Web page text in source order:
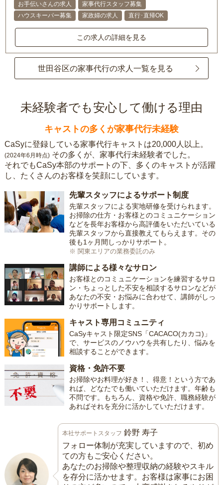
お手伝いさんの求人
家事代行スタッフ募集
ハウスキーパー募集
家政婦の求人 直行･直帰OK
この求人の詳細を見る
世田谷区の家事代行の求人一覧を見る
未経験者でも安心して働ける理由
キャストの多くが家事代行未経験
CaSyに登録している家事代行キャストは20,000人以上。
(2024年6月時点) その多くが、家事代行未経験者でした。
それでもCaSy本部のサポートの下、多くのキャストが活躍
し、たくさんのお客様を笑顔にしています。
先輩スタッフによるサポート制度
先輩スタッフによる実地研修を受けられます。
お掃除の仕方・お客様とのコミュニケーション
などを長年お客様から高評価をいただいている
先輩スタッフから直接教えてもらえます。その
後も1ヶ月間しっかりサポート。
※ 関東エリアの業務委託のみ
講師による様々なサロン
お客様とのコミュニケーションを練習するサロ
ン・ちょっとした不安を相談するサロンなどが
あなたの不安・お悩みに合わせて、講師がしっ
かりサポートします。
キャスト専用コミュニティ
CaSyキャスト限定SNS「CACACO(カカコ)」
で、サービスのノウハウを共有したり、悩みを
相談することができます。
資格・免許不要
お掃除やお料理が好き！、得意！という方であ
れば、どなたでも働いていただけます。年齢も
不問です。もちろん、資格や免許、職務経験が
あればそれを充分に活かしていただけます。
本社サポートスタッフ 鈴野 寿子
フォロー体制が充実していますので、初め
ての方もご安心ください。
あなたのお掃除や整理収納の経験やスキル
を存分に活かせます。お客様は家事にお困